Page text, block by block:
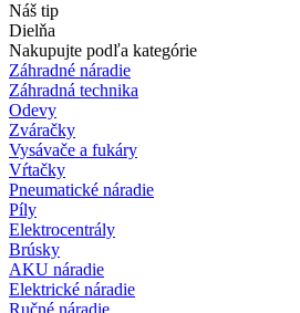
Náš tip
Dielňa
Nakupujte podľa kategórie
Záhradné náradie
Záhradná technika
Odevy
Zváračky
Vysávače a fukáry
Vŕtačky
Pneumatické náradie
Píly
Elektrocentrály
Brúsky
AKU náradie
Elektrické náradie
Ručné náradie